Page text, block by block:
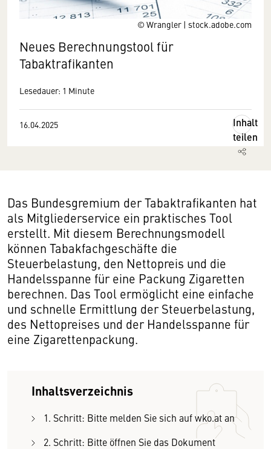
© Wrangler | stock.adobe.com
Neues Berechnungstool für
Tabaktrafikanten
Lesedauer: 1 Minute
16.04.2025
Inhalt
teilen
Das Bundesgremium der Tabaktrafikanten hat
als Mitgliederservice ein praktisches Tool
erstellt. Mit diesem Berechnungsmodell
können Tabakfachgeschäfte die
Steuerbelastung, den Nettopreis und die
Handelsspanne für eine Packung Zigaretten
berechnen. Das Tool ermöglicht eine einfache
und schnelle Ermittlung der Steuerbelastung,
des Nettopreises und der Handelsspanne für
eine Zigarettenpackung.
Inhaltsverzeichnis
1. Schritt: Bitte melden Sie sich auf wko.at an
2. Schritt: Bitte öffnen Sie das Dokument